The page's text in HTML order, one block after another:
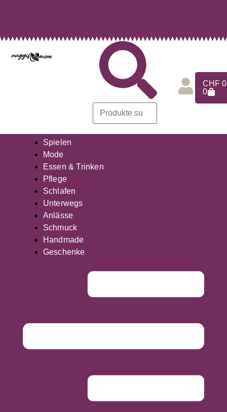
CHF
0
Spielen
Mode
Essen & Trinken
Pflege
Schlafen
Unterwegs
Anlässe
Schmuck
Handmade
Geschenke